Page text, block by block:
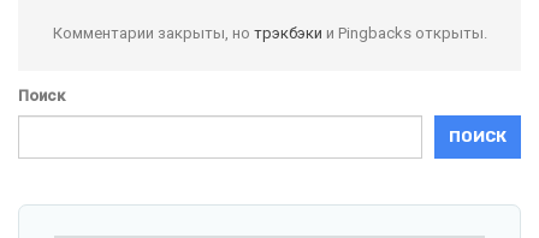
Комментарии закрыты, но трэкбэки и Pingbacks открыты.
Поиск
ПОИСК